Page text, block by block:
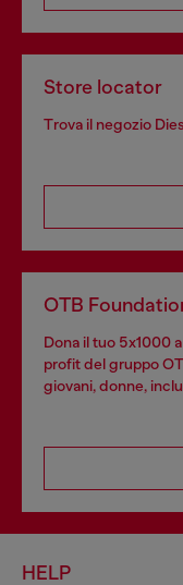
Store locator
Trova il negozio
OTB
Dona il tuo 5x1000
profit del gruppo
giovani, donne,
HELP